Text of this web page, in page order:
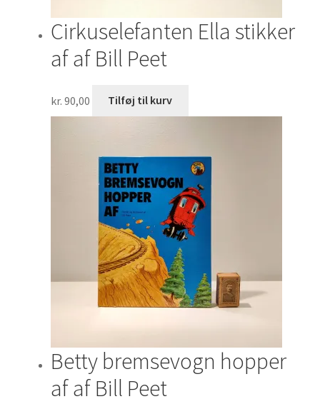
Cirkuselefanten Ella stikker
af af Bill Peet
kr. 90,00 Tilføj til kurv
Betty bremsevogn hopper
af af Bill Peet